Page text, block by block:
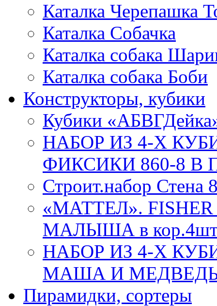
Каталка Черепашка
Каталка Собачка
Каталка собака
Каталка собака Боби
Конструкторы, кубики
Кубики
НАБОР ИЗ 4-Х
ФИКСИКИ 860-8 В
Строит.набор Стена
«МАТТЕЛ».
МАЛЫША в
НАБОР ИЗ 4-Х
МАША И МЕДВЕДЬ
Пирамидки, сортеры